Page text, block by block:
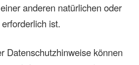
anderen natürlichen oder
ist.
Datenschutzhinweise können